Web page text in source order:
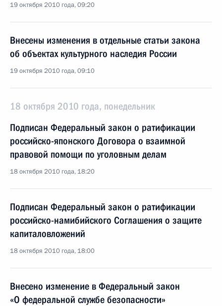
19 октября 2010 года, 09:20
Внесены изменения в отдельные статьи закона
об объектах культурного наследия России
19 октября 2010 года, 09:10
18 октября 2010 года, понедельник
Подписан Федеральный закон о ратификации
российско-японского Договора о взаимной
правовой помощи по уголовным делам
18 октября 2010 года, 18:20
Подписан Федеральный закон о ратификации
российско-намибийского Соглашения о защите
капиталовложений
18 октября 2010 года, 18:00
Внесено изменение в Федеральный закон
«О федеральной службе безопасности»